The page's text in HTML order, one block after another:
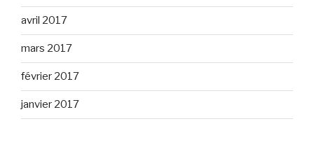
avril 2017
mars 2017
février 2017
janvier 2017